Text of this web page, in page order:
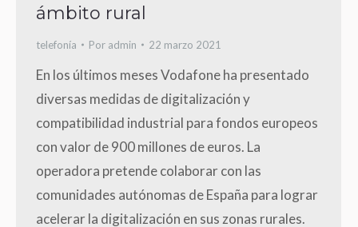
ámbito rural
telefonía Por admin 22 marzo 2021
En los últimos meses Vodafone ha presentado
diversas medidas de digitalización y
compatibilidad industrial para fondos europeos
con valor de 900 millones de euros. La
operadora pretende colaborar con las
comunidades autónomas de España para lograr
acelerar la digitalización en sus zonas rurales.